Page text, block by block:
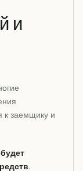
и
к заемщику и
.